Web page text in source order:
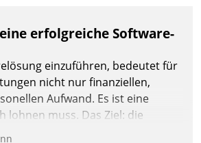
erfolgreiche Software-
einzuführen, bedeutet für
nicht nur finanziellen,
Aufwand. Es ist eine
lohnen muss. Das Ziel: die
der Geschäftsabläufe. Damit